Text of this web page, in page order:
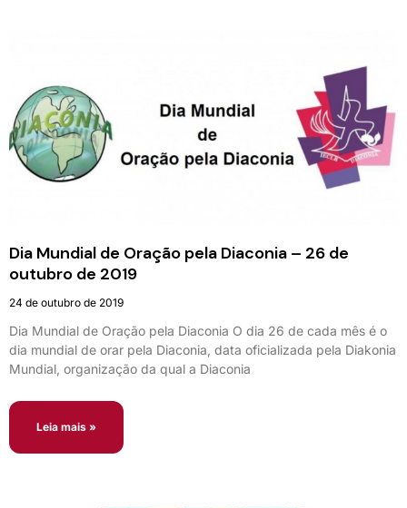
Dia Mundial de Oração pela Diaconia – 26 de
outubro de 2019
24 de outubro de 2019
Dia Mundial de Oração pela Diaconia O dia 26 de cada mês é o
dia mundial de orar pela Diaconia, data oficializada pela Diakonia
Mundial, organização da qual a Diaconia
Leia mais »